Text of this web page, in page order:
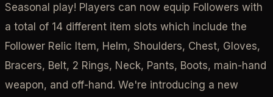
Seasonal play! Players can now equip Followers with
a total of 14 different item slots which include the
Follower Relic Item, Helm, Shoulders, Chest, Gloves,
Bracers, Belt, 2 Rings, Neck, Pants, Boots, main-hand
weapon, and off-hand. We're introducing a new